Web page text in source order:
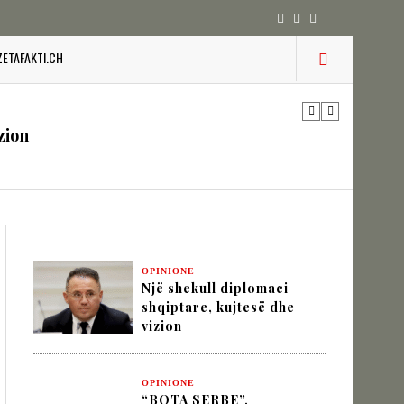
diplomatike e Turqisë
DHE STABILITETIN E BALLKANIT
SHQIPTAR
NËPËRMJET INXHINIERISË SË
OPINIONE
Një shekull diplomaci
shqiptare, kujtesë dhe
vizion
OPINIONE
“BOTA SERBE”,